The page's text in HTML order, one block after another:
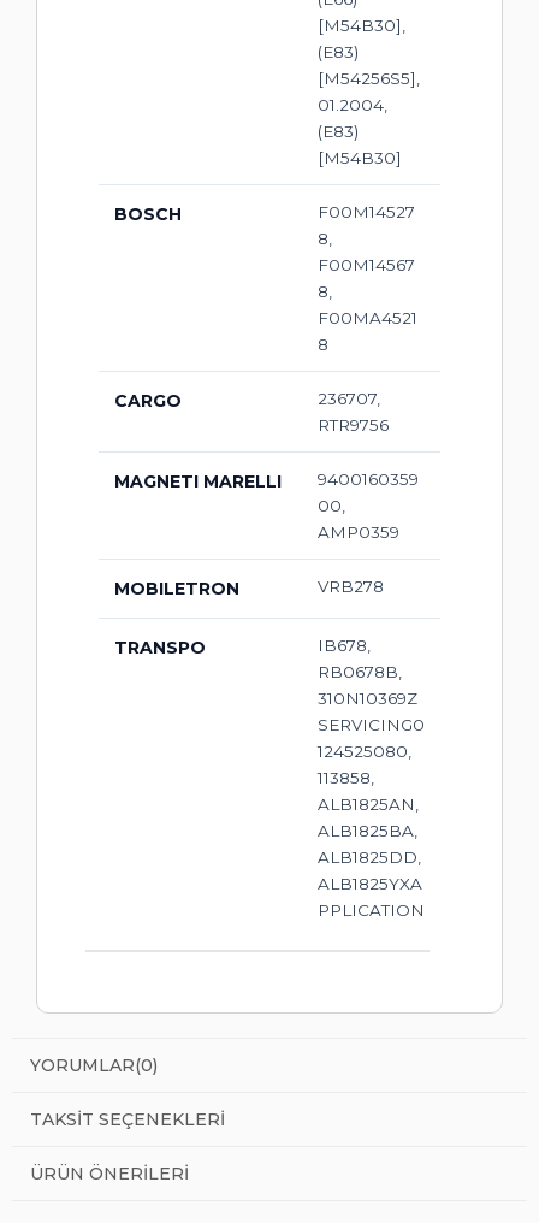
[M54B30],
(E83)
[M54256S5],
01.2004,
(E83)
[M54B30]
BOSCH
F00M14527
8,
F00M14567
8,
F00MA4521
8
CARGO
236707,
RTR9756
MAGNETI MARELLI
9400160359
00,
AMP0359
MOBILETRON VRB278
TRANSPO
IB678,
RB0678B,
310N10369Z
SERVICING0
124525080,
113858,
ALB1825AN,
ALB1825BA,
ALB1825DD,
ALB1825YXA
PPLICATION
YORUMLAR(0)
TAKSIT SEÇENEKLERI
ÜRÜN ÖNERILERI